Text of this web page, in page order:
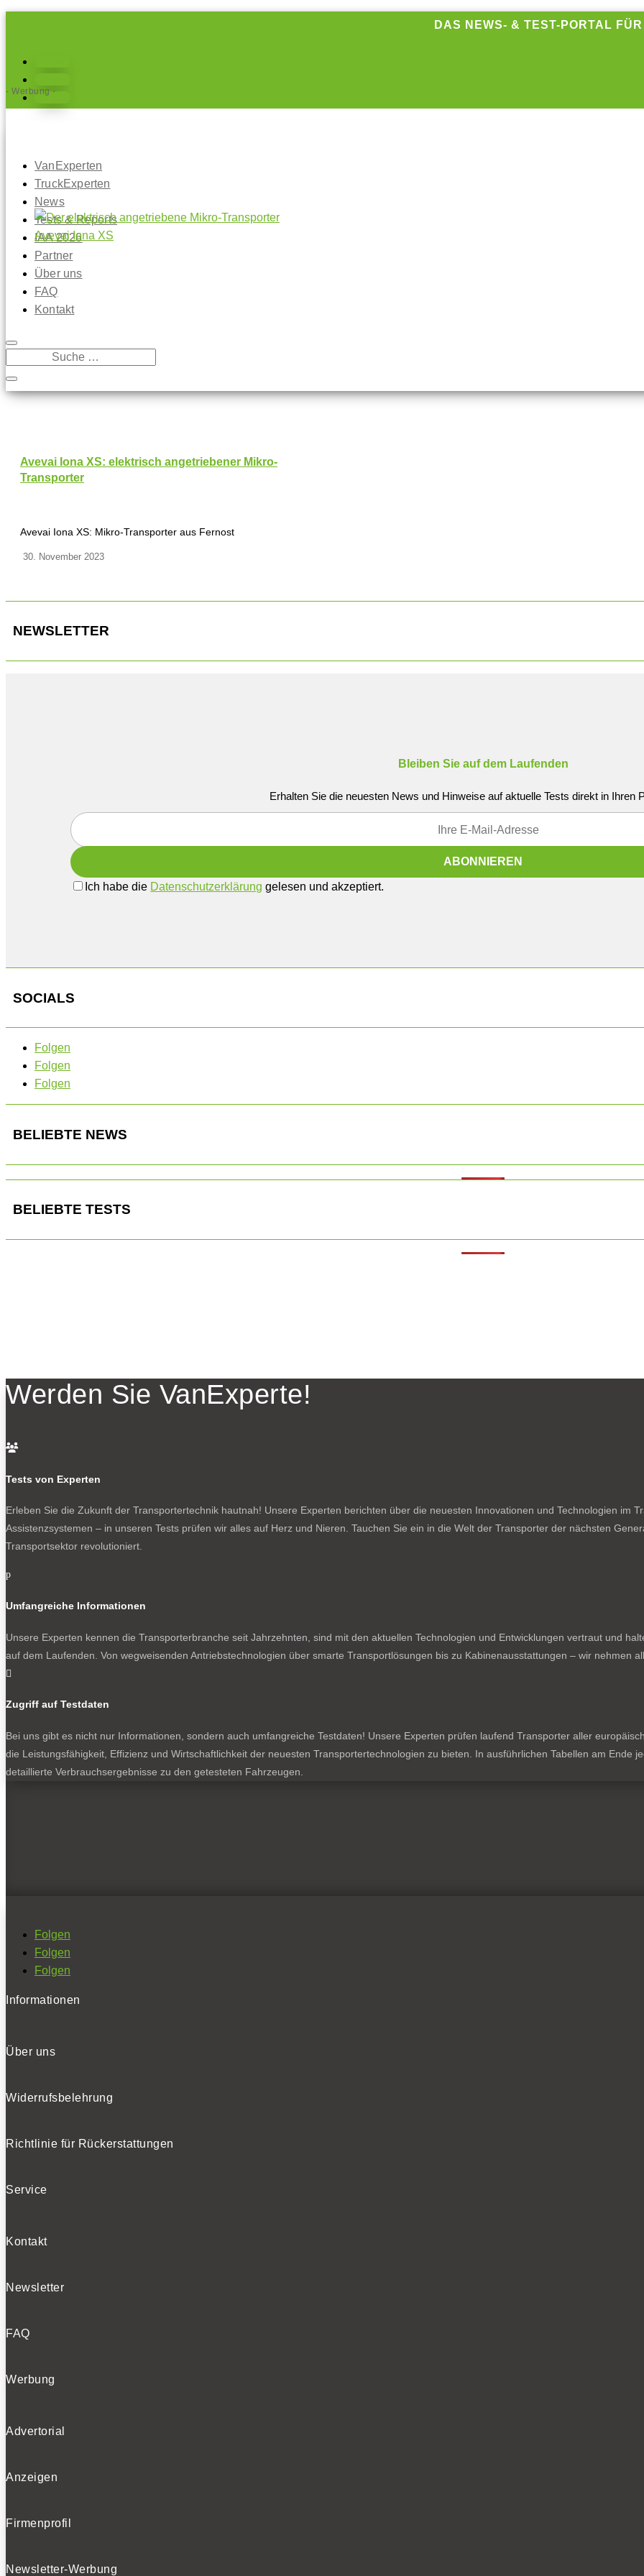
DAS NEWS- & TEST-PORTAL
Folgen
VanExperten
TruckExperten
News
Tests & Reports
IAA 2026
Partner
Über uns
FAQ
Kontakt
- Werbung -
Avevai Iona XS: elektrisch angetriebener Mikro-
Transporter
Avevai Iona XS: Mikro-Transporter aus Fernost
30. November 2023
NEWSLETTER
Bleiben Sie auf dem Laufenden
Erhalten Sie die neuesten News und Hinweise auf aktuelle Tests direkt in Ihren
Ich habe die Datenschutzerklärung gelesen und akzeptiert.
SOCIALS
Folgen
Folgen
Folgen
BELIEBTE NEWS
BELIEBTE TESTS
Werden Sie VanExperte!

Tests von Experten
Erleben Sie die Zukunft der Transportertechnik hautnah! Unsere Experten berichten über die neuesten Innovationen und Technologien im
Assistenzsystemen – in unseren Tests prüfen wir alles auf Herz und Nieren. Tauchen Sie ein in die Welt der Transporter der nächsten
Transportsektor revolutioniert.
p
Umfangreiche Informationen
Unsere Experten kennen die Transporterbranche seit Jahrzehnten, sind mit den aktuellen Technologien und Entwicklungen vertraut und
auf dem Laufenden. Von wegweisenden Antriebstechnologien über smarte Transportlösungen bis zu Kabinenausstattungen – wir nehmen

Zugriff auf Testdaten
Bei uns gibt es nicht nur Informationen, sondern auch umfangreiche Testdaten! Unsere Experten prüfen laufend Transporter aller
die Leistungsfähigkeit, Effizienz und Wirtschaftlichkeit der neuesten Transportertechnologien zu bieten. In ausführlichen Tabellen am Ende
detaillierte Verbrauchsergebnisse zu den getesteten Fahrzeugen.
Folgen
Folgen
Folgen
Informationen
Über uns
Widerrufsbelehrung
Richtlinie für Rückerstattungen
Service
Kontakt
Newsletter
FAQ
Werbung
Advertorial
Anzeigen
Firmenprofil
Newsletter-Werbung